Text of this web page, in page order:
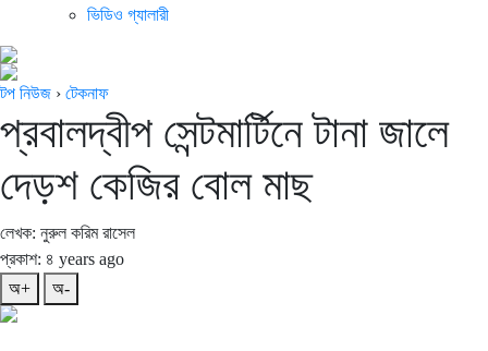
ভিডিও গ্যালারী
টপ নিউজ › টেকনাফ
প্রবালদ্বীপ সেন্টমার্টিনে টানা জালে
দেড়শ কেজির বোল মাছ
লেখক: নুরুল করিম রাসেল
প্রকাশ: ৪ years ago
অ+
অ-